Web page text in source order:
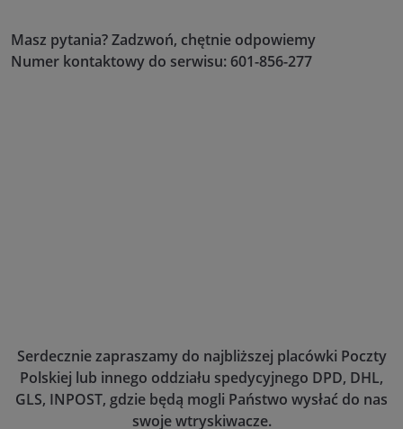
Masz pytania? Zadzwoń, chętnie odpowiemy
Numer kontaktowy do serwisu: 601-856-277
Serdecznie zapraszamy do najbliższej placówki Poczty
Polskiej lub innego oddziału spedycyjnego DPD, DHL,
GLS, INPOST, gdzie będą mogli Państwo wysłać do nas
swoje wtryskiwacze.